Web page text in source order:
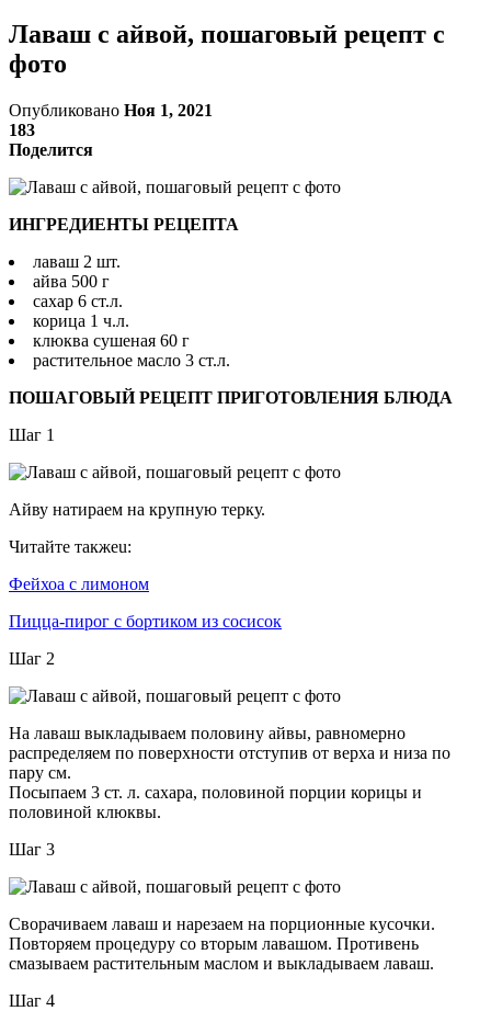
Лаваш с айвой, пошаговый рецепт с
фото
Опубликовано Ноя 1, 2021
183
Поделится
ИНГРЕДИЕНТЫ РЕЦЕПТА
лаваш 2 шт.
айва 500 г
сахар 6 ст.л.
корица 1 ч.л.
клюква сушеная 60 г
растительное масло 3 ст.л.
ПОШАГОВЫЙ РЕЦЕПТ ПРИГОТОВЛЕНИЯ БЛЮДА
Шаг 1
Айву натираем на крупную терку.
Читайте такжеu:
Фейхоа с лимоном
Пицца-пирог с бортиком из сосисок
Шаг 2
На лаваш выкладываем половину айвы, равномерно
распределяем по поверхности отступив от верха и низа по
пару см.
Посыпаем 3 ст. л. сахара, половиной порции корицы и
половиной клюквы.
Шаг 3
Сворачиваем лаваш и нарезаем на порционные кусочки.
Повторяем процедуру со вторым лавашом. Противень
смазываем растительным маслом и выкладываем лаваш.
Шаг 4